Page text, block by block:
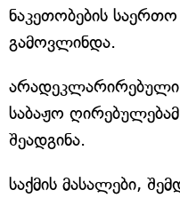
ნაკეთობების
გამოვლინდა.
საბაჟო
შეადგინა.
საქმის მასალები,